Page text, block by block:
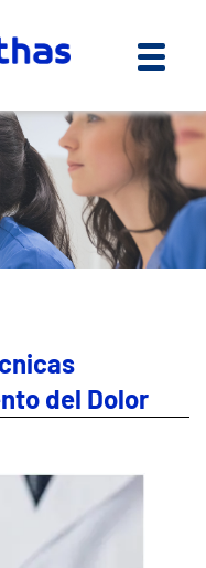
del Dolor